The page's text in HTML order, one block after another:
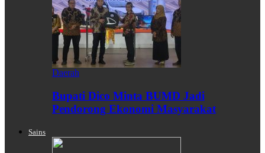
Daerah
Bupati Dico Minta BUMD Jadi
Pendorong Ekonomi Masyarakat
Sains